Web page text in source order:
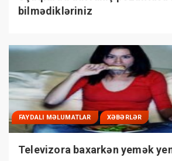
bilmədikləriniz
FAYDALI MƏLUMATLAR XƏBƏRLƏR
Televizora baxarkən yemək